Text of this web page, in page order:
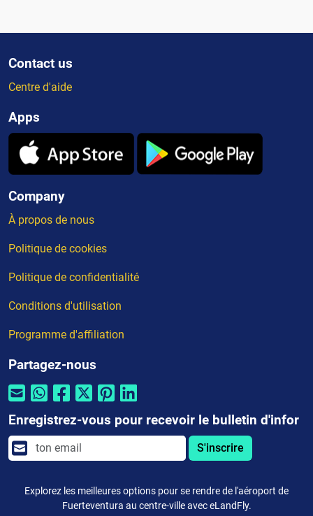
Contact us
Centre d'aide
Apps
Company
À propos de nous
Politique de cookies
Politique de confidentialité
Conditions d'utilisation
Programme d'affiliation
Partagez-nous
Enregistrez-vous pour recevoir le bulletin d'infor
S'inscrire
Explorez les meilleures options pour se rendre de l'aéroport de
Fuerteventura au centre-ville avec eLandFly.